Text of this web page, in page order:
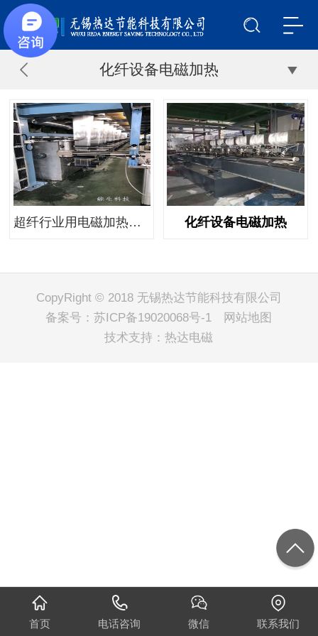
化纤设备电磁加热
超纤行业用电磁加热改造施工现场 化纤设备电磁加热
CopyRight © 2018 无锡热达节能科技有限公司
备案号：苏ICP备19020068号-1
网站地图
技术支持：热达电磁
首页 电话咨询 微信 联系我们